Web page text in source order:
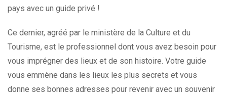
pays avec un guide privé !
Ce dernier, agréé par le ministère de la Culture et du
Tourisme, est le professionnel dont vous avez besoin pour
vous imprégner des lieux et de son histoire. Votre guide
vous emmène dans les lieux les plus secrets et vous
donne ses bonnes adresses pour revenir avec un souvenir